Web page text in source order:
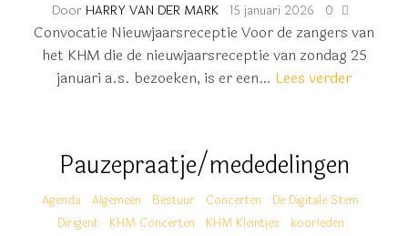
Door HARRY VAN DER MARK 15 januari 2026 0
Convocatie Nieuwjaarsreceptie Voor de zangers van
het KHM die de nieuwjaarsreceptie van zondag 25
januari a.s. bezoeken, is er een… Lees verder
Pauzepraatje/mededelingen
Agenda Algemeen Bestuur Concerten
De Digitale Stem
Dirigent
KHM Concerten KHM Kleintjes
koorleden